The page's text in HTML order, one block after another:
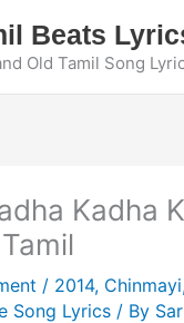
Beats
Old Tamil Song
Kadha
/ 2014, Chinmayi
Song Lyrics/ By